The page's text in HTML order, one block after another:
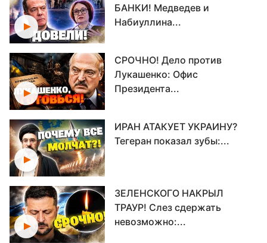
БАНКИ! Медведев и
Набиуллина...
СРОЧНО! Дело против
Лукашенко: Офис
Президента...
ИРАН АТАКУЕТ УКРАИНУ?
Тегеран показал зубы:...
ЗЕЛЕНСКОГО НАКРЫЛ
ТРАУР! Слез сдержать
невозможно:...